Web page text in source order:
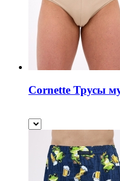
Cornette Трусы